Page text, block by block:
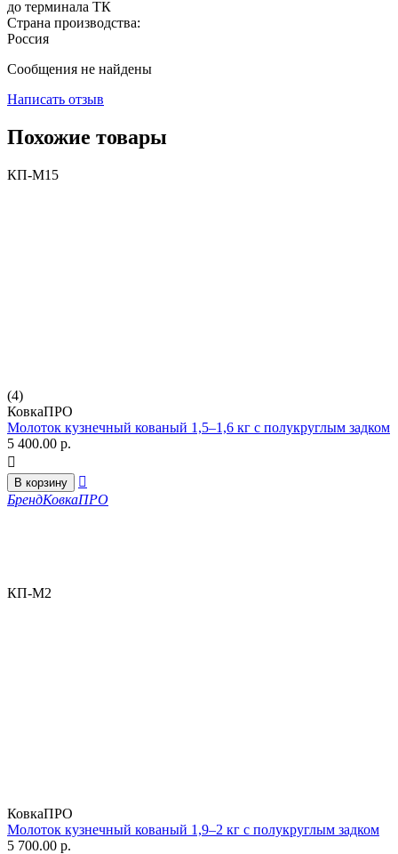
до терминала ТК
Страна производства:
Россия
Сообщения не найдены
Написать отзыв
Похожие товары
КП-М15
(4)
КовкаПРО
Молоток кузнечный кованый 1,5–1,6 кг с полукруглым задком
5 400.00 р.

В корзину

БрендКовкаПРО
КП-М2
КовкаПРО
Молоток кузнечный кованый 1,9–2 кг с полукруглым задком
5 700.00 р.